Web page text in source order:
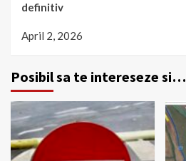
definitiv
April 2, 2026
Posibil sa te intereseze si…